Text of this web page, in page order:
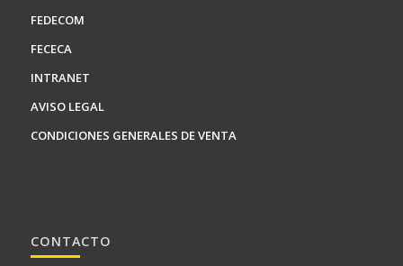
FEDECOM
FECECA
INTRANET
AVISO LEGAL
CONDICIONES GENERALES DE VENTA
CONTACTO